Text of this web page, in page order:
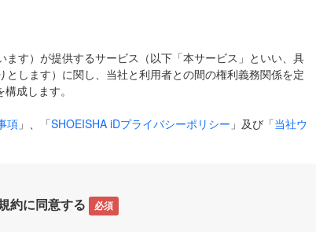
す）が提供するサービス（以下「本サービス」といい、具
します）に関し、当社と利用者との間の権利義務関係を定
成します。
項 」、「SHOEISHA iDプライバシーポリシー 」及び「当社ウ
。
約に同意する 必須